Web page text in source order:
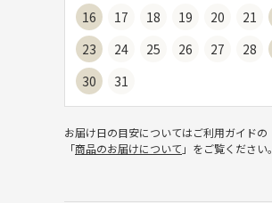
16
17 18 19 20 21
23
24 25 26 27 28
30
31
お届け日の目安についてはご利用ガイドの
「商品のお届けについて 」をご覧ください。